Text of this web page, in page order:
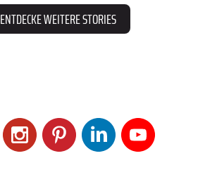
ENTDECKE WEITERE STORIES